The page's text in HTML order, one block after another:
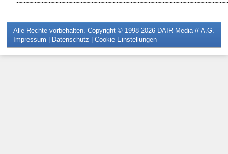
Alle Rechte vorbehalten. Copyright © 1998-2026 DAIR Media // A.G.
Impressum | Datenschutz | Cookie-Einstellungen